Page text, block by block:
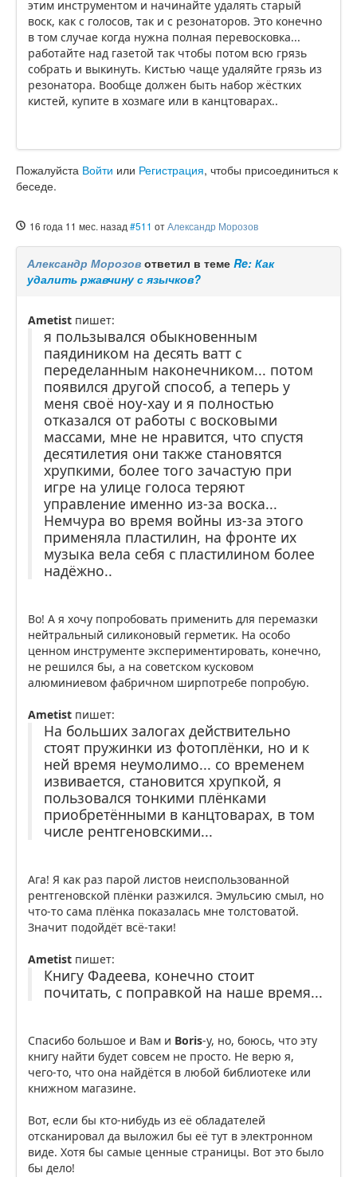
этим инструментом и начинайте удалять старый
воск, как с голосов, так и с резонаторов. Это конечно
в том случае когда нужна полная перевосковка...
работайте над газетой так чтобы потом всю грязь
собрать и выкинуть. Кистью чаще удаляйте грязь из
резонатора. Вообще должен быть набор жёстких
кистей, купите в хозмаге или в канцтоварах..
Пожалуйста Войти или Регистрация, чтобы присоединиться к
беседе.
16 года 11 мес. назад #511 отАлександр Морозов
Александр Морозов ответил в теме Re: Как
удалить ржавчину с язычков?
Ametist пишет:
я пользывался обыкновенным
паядиником на десять ватт с
переделанным наконечником... потом
появился другой способ, а теперь у
меня своё ноу-хау и я полностью
отказался от работы с восковыми
массами, мне не нравится, что спустя
десятилетия они также становятся
хрупкими, более того зачастую при
игре на улице голоса теряют
управление именно из-за воска...
Немчура во время войны из-за этого
применяла пластилин, на фронте их
музыка вела себя с пластилином более
надёжно..
Во! А я хочу попробовать применить для перемазки
нейтральный силиконовый герметик. На особо
ценном инструменте экспериментировать, конечно,
не решился бы, а на советском кусковом
алюминиевом фабричном ширпотребе попробую.
Ametist пишет:
На больших залогах действительно
стоят пружинки из фотоплёнки, но и к
ней время неумолимо... со временем
извивается, становится хрупкой, я
пользовался тонкими плёнками
приобретёнными в канцтоварах, в том
числе рентгеновскими...
Ага! Я как раз парой листов неиспользованной
рентгеновской плёнки разжился. Эмульсию смыл, но
что-то сама плёнка показалась мне толстоватой.
Значит подойдёт всё-таки!
Ametist пишет:
Книгу Фадеева, конечно стоит
почитать, с поправкой на наше время...
Спасибо большое и Вам и Boris-у, но, боюсь, что эту
книгу найти будет совсем не просто. Не верю я,
чего-то, что она найдётся в любой библиотеке или
книжном магазине.
Вот, если бы кто-нибудь из её обладателей
отсканировал да выложил бы её тут в электронном
виде. Хотя бы самые ценные страницы. Вот это было
бы дело!